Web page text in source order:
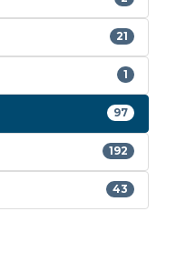
21
1
97
192
43